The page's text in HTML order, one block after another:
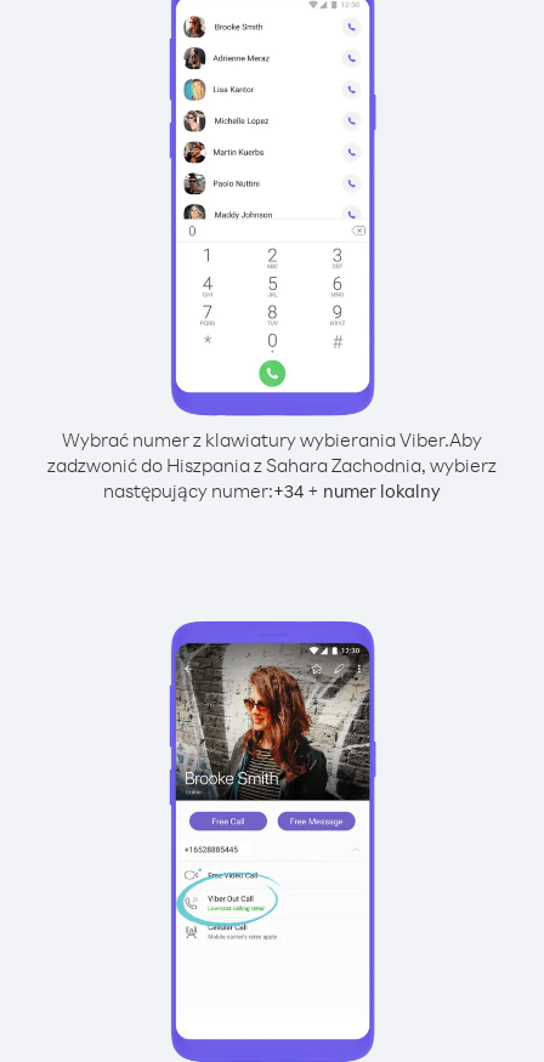
Wybrać numer z klawiatury wybierania Viber.Aby
zadzwonić do Hiszpania z Sahara Zachodnia, wybierz
następujący numer:+34 + numer lokalny